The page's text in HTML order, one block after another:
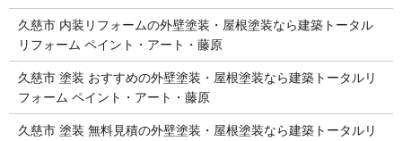
久慈市 内装リフォームの外壁塗装・屋根塗装なら建築トータル
リフォーム ペイント・アート・藤原
久慈市 塗装 おすすめの外壁塗装・屋根塗装なら建築トータルリ
フォーム ペイント・アート・藤原
久慈市 塗装 無料見積の外壁塗装・屋根塗装なら建築トータルリ